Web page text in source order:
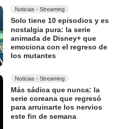
Noticias - Streaming
Solo tiene 10 episodios y es
nostalgia pura: la serie
animada de Disney+ que
emociona con el regreso de
los mutantes
Noticias - Streaming
Más sádica que nunca: la
serie coreana que regresó
para arruinarte los nervios
este fin de semana